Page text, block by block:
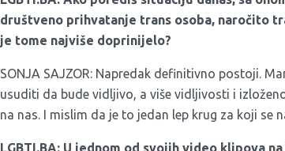
društveno prihvatanje trans osoba, naročito
je tome najviše doprinijelo?
SONJA SAJZOR: Napredak definitivno postoji.
usuditi da bude vidljivo, a više vidljivosti i
na nas. I mislim da je to jedan lep krug za koji se
LGBTI.BA: U jednom od svojih video klipova